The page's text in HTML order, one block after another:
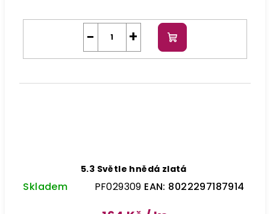
+
− Do
košíku
5.3 Světle hnědá zlatá
Skladem PF029309 EAN: 8022297187914